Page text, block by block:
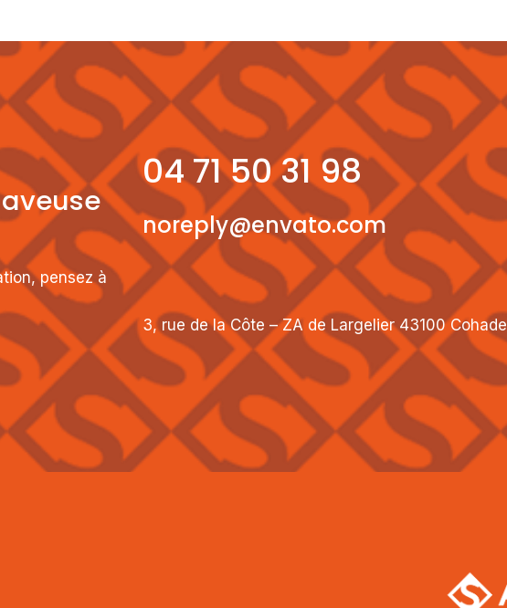
pensez à
04 71 50 31 98
noreply@envato.com
3, rue de la Côte – ZA de Largelier 43100 Cohade